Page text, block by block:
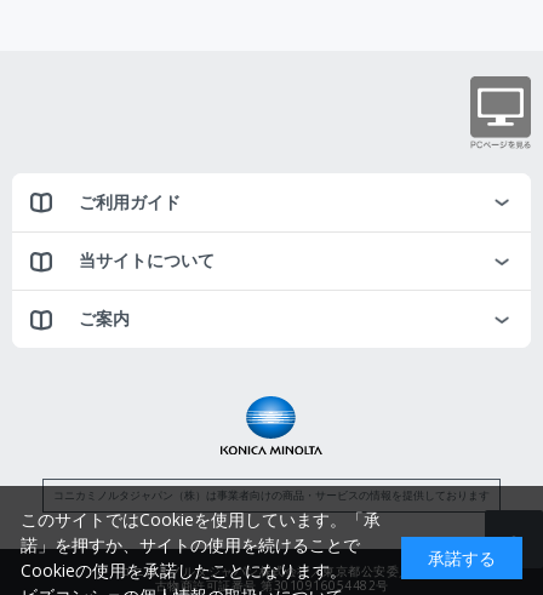
ご利用ガイド
当サイトについて
ご案内
コニカミノルタジャパン（株）は事業者向けの商品・サービスの情報を提供しております
コニカミノルタジャパン株式会社／東京都公安委員会
古物商許可証番号 第3010916054482号
このサイトではCookieを使用しています。「承
諾」を押すか、サイトの使用を続けることで
Cookieの使用を承諾したことになります。
承諾する